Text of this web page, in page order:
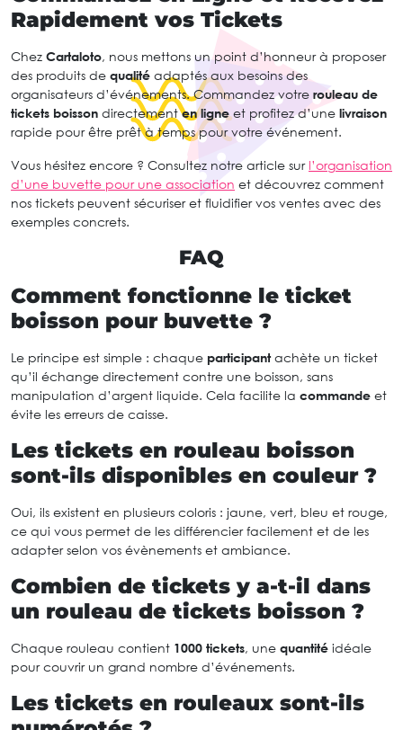
Rapidement vos Tickets
Chez Cartaloto, nous mettons un point d’honneur à proposer
des produits de qualité adaptés aux besoins des
organisateurs d’événements. Commandez votre rouleau de
tickets boisson directementen ligneet profitez d’une livraison
rapide pour être prêt à temps pour votre événement.
Vous hésitez encore ? Consultez notre article sur l’organisation
d’une buvette pour une association et découvrez comment
nos tickets peuvent sécuriser et fluidifier vos ventes avec des
exemples concrets.
FAQ
Comment fonctionne le ticket
boisson pour buvette ?
Le principe est simple : chaque participantachète un ticket
qu’il échange directement contre une boisson, sans
manipulation d’argent liquide. Cela facilite la commande et
évite les erreurs de caisse.
Les tickets en rouleau boisson
sont-ils disponibles en couleur ?
Oui, ils existent en plusieurs coloris : jaune, vert, bleu et rouge,
ce qui vous permet de les différencier facilement et de les
adapter selon vos évènements et ambiance.
Combien de tickets y a-t-il dans
un rouleau de tickets boisson ?
Chaque rouleau contient 1000 tickets, une quantité idéale
pour couvrir un grand nombre d’événements.
Les tickets en rouleaux sont-ils